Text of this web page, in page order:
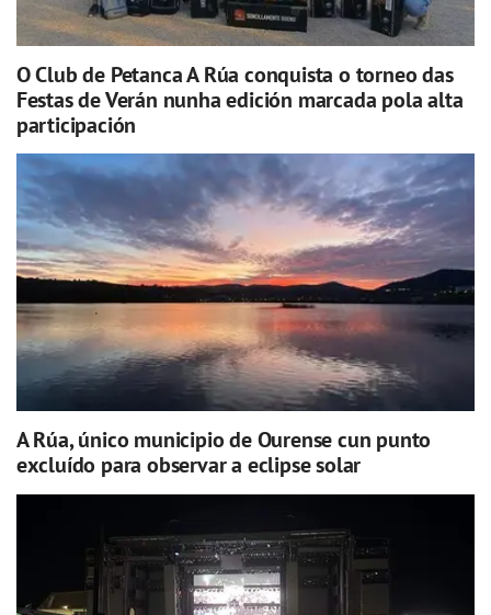
O Club de Petanca A Rúa conquista o torneo das
Festas de Verán nunha edición marcada pola alta
participación
A Rúa, único municipio de Ourense cun punto
excluído para observar a eclipse solar